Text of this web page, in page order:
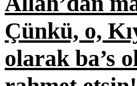
Çünkü, o,
olarak ba’s